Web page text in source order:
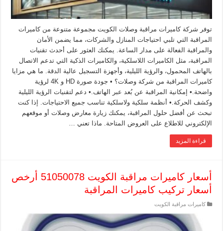
توفر شركة كاميرات مراقبة وصلات الكويت مجموعة متنوعة من كاميرات
المراقبة التي تلبي احتياجات المنازل والشركات، مما يضمن الأمان
والمراقبة الفعالة على مدار الساعة. يمكنك العثور على أحدث تقنيات
المراقبة، مثل الكاميرات اللاسلكية، والكاميرات الذكية التي تدعم الاتصال
بالهاتف المحمول، والرؤية الليلية، وأجهزة التسجيل عالية الدقة. ما هي مزايا
كاميرات المراقبة من شركة وصلات؟ • جودة صورة HD و 4K لرؤية
واضحة.• إمكانية المراقبة عن بُعد عبر الهاتف.• دعم لتقنيات الرؤية الليلية
وكشف الحركة.• أنظمة سلكية ولاسلكية تناسب جميع الاحتياجات. إذا كنت
تبحث عن أفضل حلول المراقبة، يمكنك زيارة معارض وصلات أو موقعهم
الإلكتروني للاطلاع على العروض المتاحة. ماذا تعني …
قراءة المزيد
أسعار كاميرات مراقبة الكويت 51050078 أرخص
أسعار تركيب كاميرات المراقبة
كاميرات مراقبة الكويت